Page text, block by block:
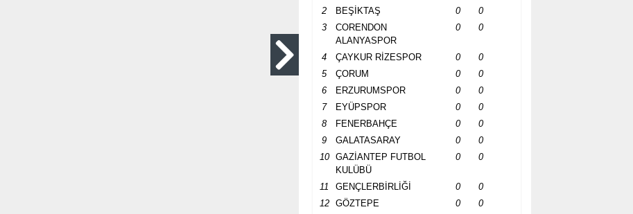
2 BEŞİKTAŞ 0
0
3
CORENDON
ALANYASPOR
0 0
4 ÇAYKUR RİZESPOR 0
0
5
ÇORUM 0
0
6
ERZURUMSPOR 0
0
7
EYÜPSPOR 0
0
8
FENERBAHÇE 0
0
9
GALATASARAY 0
0
10
GAZİANTEP FUTBOL
KULÜBÜ
0 0
11 GENÇLERBİRLİĞİ 0
0
12
GÖZTEPE 0
0